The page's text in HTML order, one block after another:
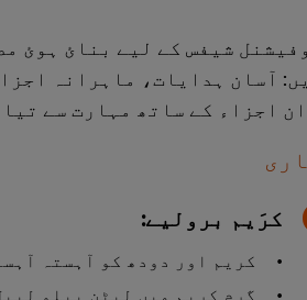
شیفس کے لیے بنائ ہوئ
آسان ہدایات، ماہرانہ
اجزاء کے ساتھ مہارت سے
کرَیم برولیے:
کریم اور دودھ کو آہستہ
گرم کریم میں لِپٹن ییلو